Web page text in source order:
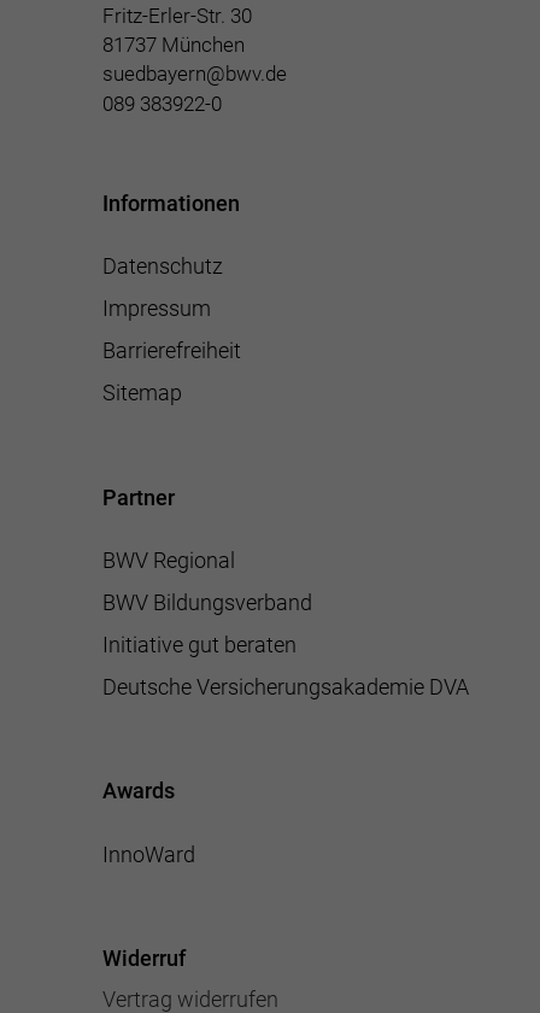
Fritz-Erler-Str. 30
81737 München
suedbayern@bwv.de
089 383922-0
Informationen
Datenschutz
Impressum
Barrierefreiheit
Sitemap
Partner
BWV Regional
BWV Bildungsverband
Initiative gut beraten
Deutsche Versicherungsakademie DVA
Awards
InnoWard
Widerruf
Vertrag widerrufen